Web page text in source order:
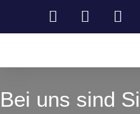
Bei uns sind